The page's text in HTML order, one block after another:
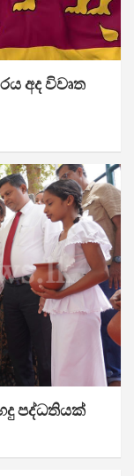
අද විවෘත
පද්ධතියක්